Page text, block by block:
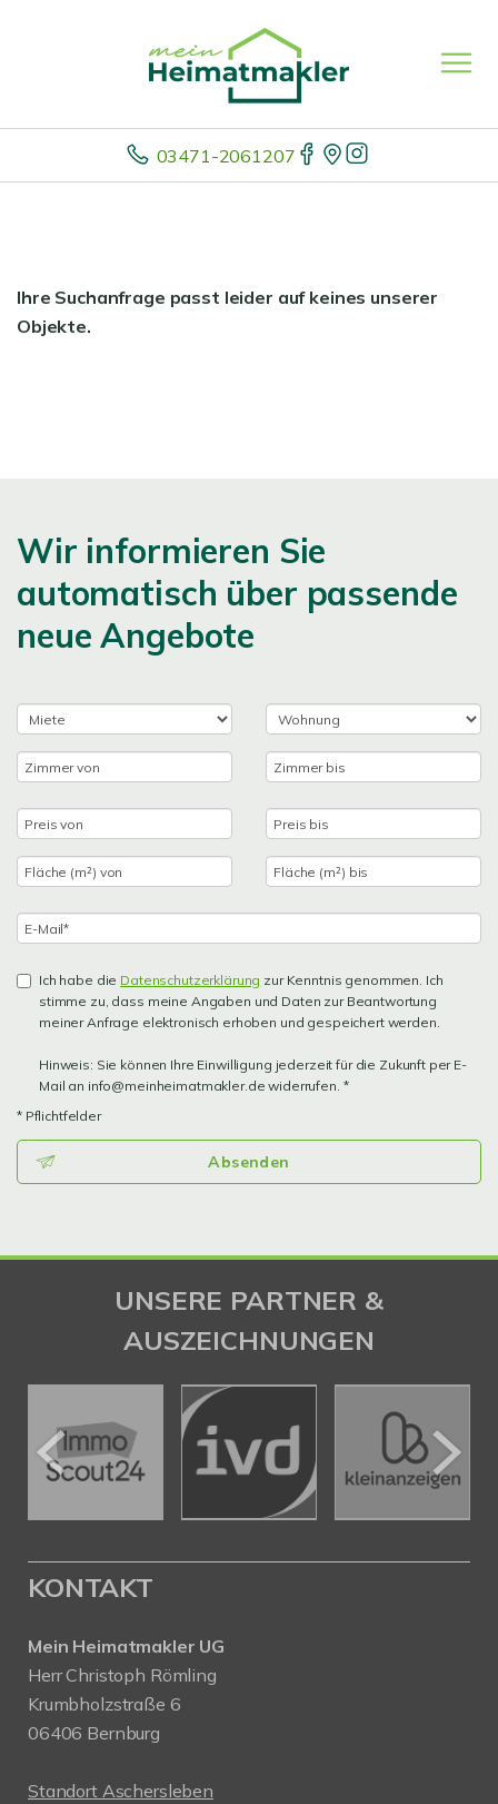
03471-2061207
Ihre Suchanfrage passt leider auf keines unserer
Objekte.
Wir informieren Sie
automatisch über passende
neue Angebote
Ich habe die Datenschutzerklärung zur Kenntnis genommen. Ich
stimme zu, dass meine Angaben und Daten zur Beantwortung
meiner Anfrage elektronisch erhoben und gespeichert werden.
Hinweis: Sie können Ihre Einwilligung jederzeit für die Zukunft per E-
Mail an info@meinheimatmakler.de widerrufen. *
* Pflichtfelder
Absenden
UNSERE PARTNER &
AUSZEICHNUNGEN
KONTAKT
Mein Heimatmakler UG
Herr Christoph Römling
Krumbholzstraße 6
06406 Bernburg
Standort Aschersleben